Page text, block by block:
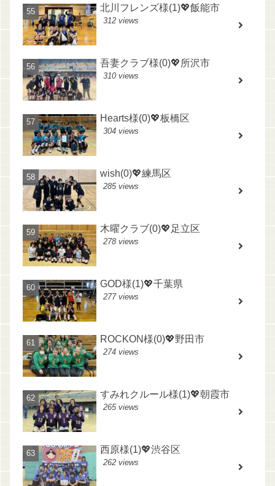
北川フレンズ様(1)💖飯能市
312 views
吾妻クラブ様(0)💖所沢市
310 views
Hearts様(0)💖板橋区
304 views
wish(0)💖練馬区
285 views
木曜クラブ(0)💖足立区
278 views
GOD様(1)💖千葉県
277 views
ROCKON様(0)💖野田市
274 views
すみれクルール様(1)💖朝霞市
265 views
西原様(1)💖渋谷区
262 views